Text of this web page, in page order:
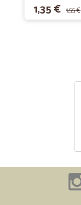
1,35 € 1,55 €